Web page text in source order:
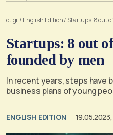
ot.gr/ English Edition/ Startups: 8 out
Startups: 8 out
founded by men
In recent years, steps have
business plans of young
ENGLISH EDITION